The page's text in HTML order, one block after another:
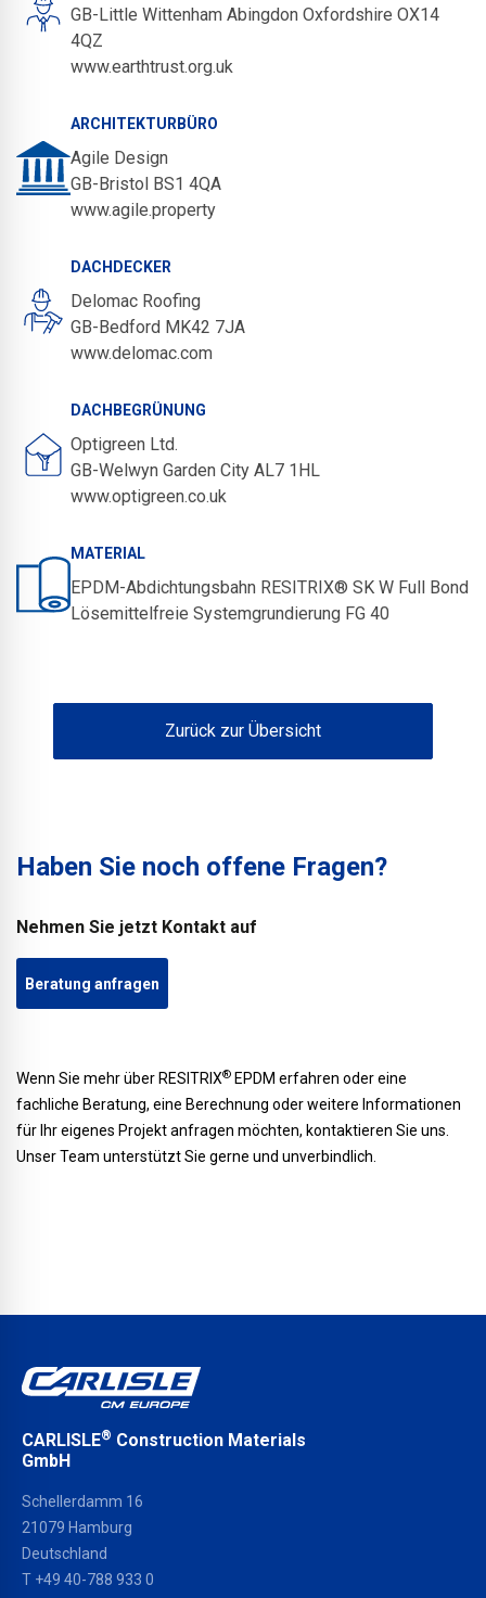
GB-Little Wittenham Abingdon Oxfordshire OX14
4QZ
www.earthtrust.org.uk
ARCHITEKTURBÜRO
Agile Design
GB-Bristol BS1 4QA
www.agile.property
DACHDECKER
Delomac Roofing
GB-Bedford MK42 7JA
www.delomac.com
DACHBEGRÜNUNG
Optigreen Ltd.
GB-Welwyn Garden City AL7 1HL
www.optigreen.co.uk
MATERIAL
EPDM-Abdichtungsbahn RESITRIX® SK W Full Bond
Lösemittelfreie Systemgrundierung FG 40
Zurück zur Übersicht
Haben Sie noch offene Fragen?
Nehmen Sie jetzt Kontakt auf
Beratung anfragen
Wenn Sie mehr über RESITRIX® EPDM erfahren oder eine
fachliche Beratung, eine Berechnung oder weitere Informationen
für Ihr eigenes Projekt anfragen möchten, kontaktieren Sie uns.
Unser Team unterstützt Sie gerne und unverbindlich.
CARLISLE® Construction Materials
GmbH
Schellerdamm 16
21079 Hamburg
Deutschland
T +49 40-788 933 0